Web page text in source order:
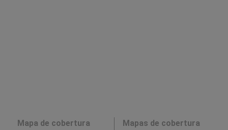
Mapa de cobertura
Mapas de cobertura